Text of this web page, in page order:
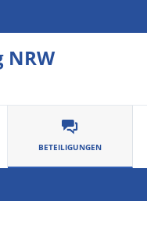
NRW
BETEILIGUNGEN